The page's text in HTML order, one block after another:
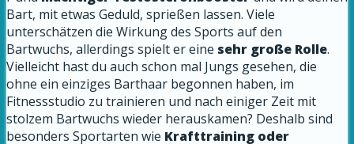
Bart, mit etwas Geduld, sprießen lassen. Viele
unterschätzen die Wirkung des Sports auf den
Bartwuchs, allerdings spielt er eine sehr große Rolle.
Vielleicht hast du auch schon mal Jungs gesehen, die
ohne ein einziges Barthaar begonnen haben, im
Fitnessstudio zu trainieren und nach einiger Zeit mit
stolzem Bartwuchs wieder herauskamen? Deshalb sind
besonders Sportarten wie Krafttraining oder